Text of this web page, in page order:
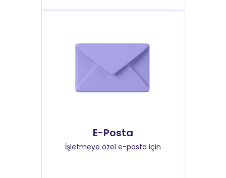
E-Posta
İşletmeye özel e-posta için